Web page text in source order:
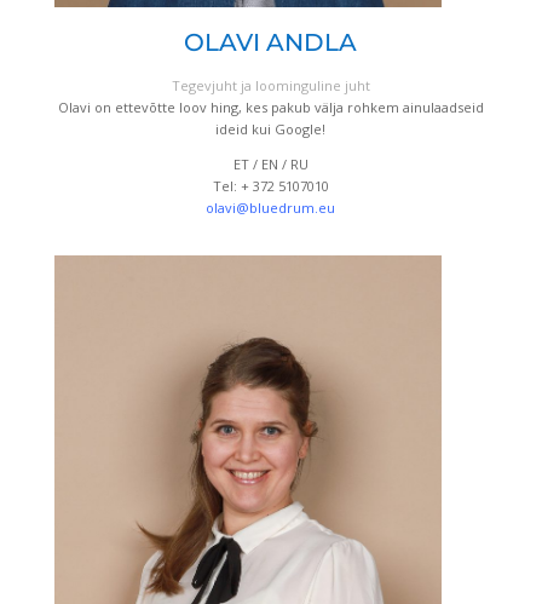
OLAVI ANDLA
Tegevjuht ja loominguline juht
Olavi on ettevõtte loov hing, kes pakub välja rohkem ainulaadseid
ideid kui Google!
ET / EN / RU
Tel: + 372 5107010
olavi@bluedrum.eu